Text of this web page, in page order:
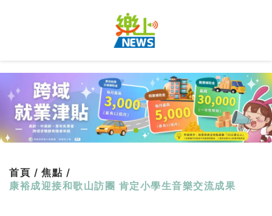
首頁 / 焦點 /
康裕成迎接和歌山訪團 肯定小學生音樂交流成果